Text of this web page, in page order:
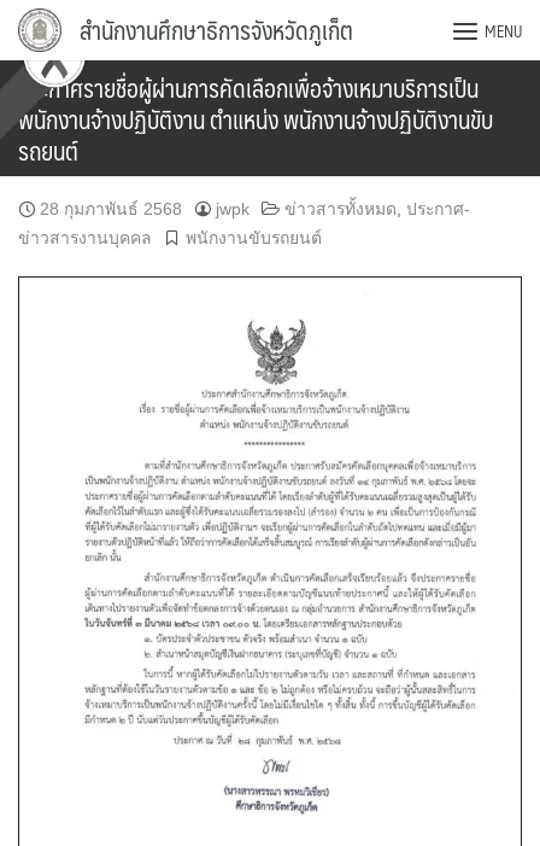
Skip
content
สำนักงานศึกษาธิการจังหวัดภูเก็ต MENU
ประกาศรายชื่อผู้ผ่านการคัดเลือกเพื่อจ้างเหมาบริการเป็น
พนักงานจ้างปฏิบัติงาน ตำแหน่ง พนักงานจ้างปฏิบัติงานขับ
รถยนต์
28 กุมภาพันธ์ 2568 jwpk ข่าวสารทั้งหมด ประกาศ-
ข่าวสารงานบุคคล
พนักงานขับรถยนต์